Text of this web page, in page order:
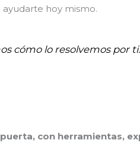
hoy mismo.
cómo lo resolvemos por ti.
con herramientas,